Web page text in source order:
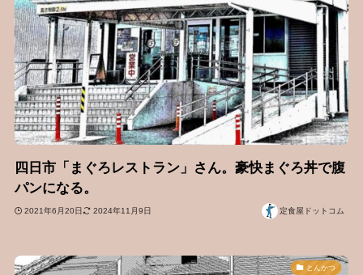
四日市「まぐろレストラン」さん。豪快まぐろ丼で腹
パンになる。
2021年6月20日 2024年11月9日 定食屋ドットコム
とんかつ